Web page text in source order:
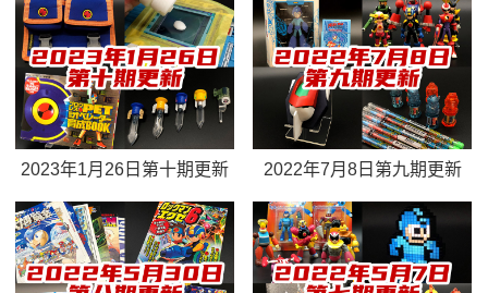
2023年1月26日第十期更新 2022年7月8日第九期更新